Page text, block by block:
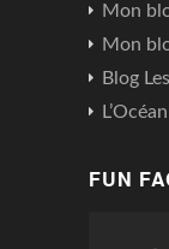
Mon
Mon
Blog
FUN